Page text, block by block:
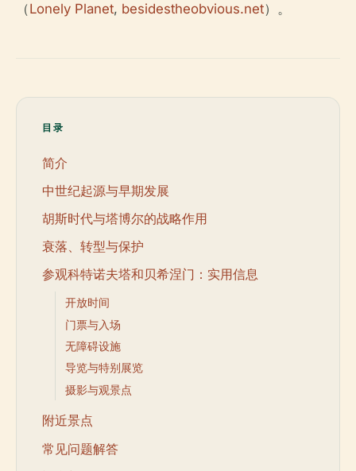
（Lonely Planet, besidestheobvious.net）。
目录
简介
中世纪起源与早期发展
胡斯时代与塔博尔的战略作用
衰落、转型与保护
参观科特诺夫塔和贝希涅门：实用信息
开放时间
门票与入场
无障碍设施
导览与特别展览
摄影与观景点
附近景点
常见问题解答